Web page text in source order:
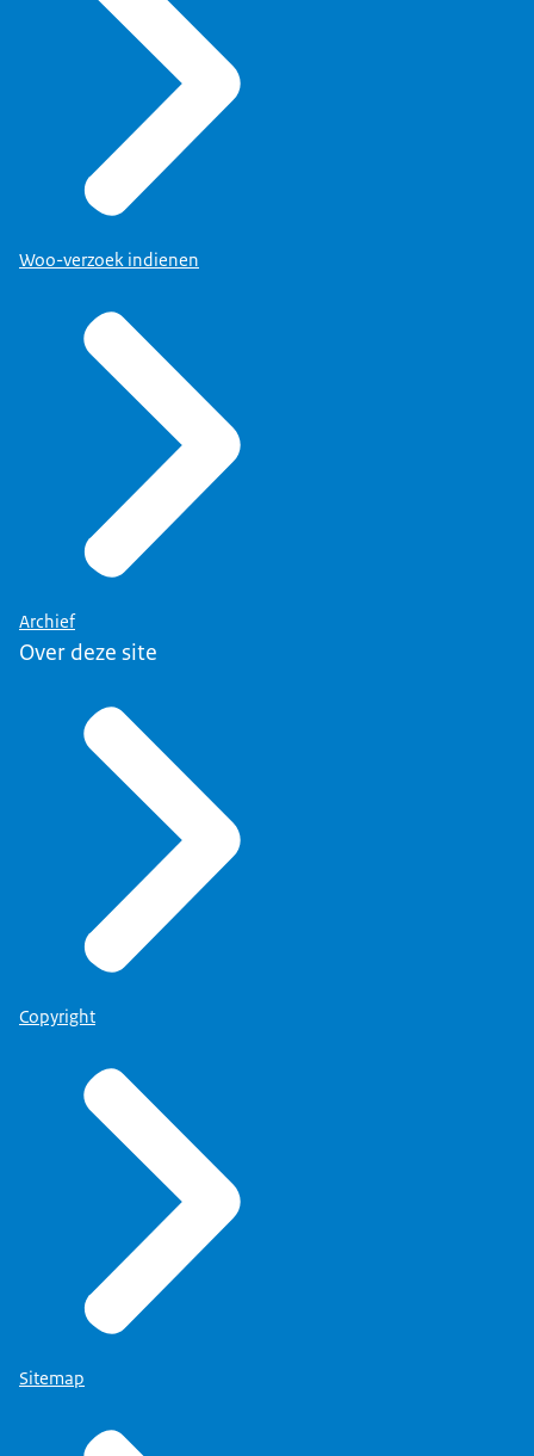
Woo-verzoek indienen
Archief
Over deze site
Copyright
Sitemap